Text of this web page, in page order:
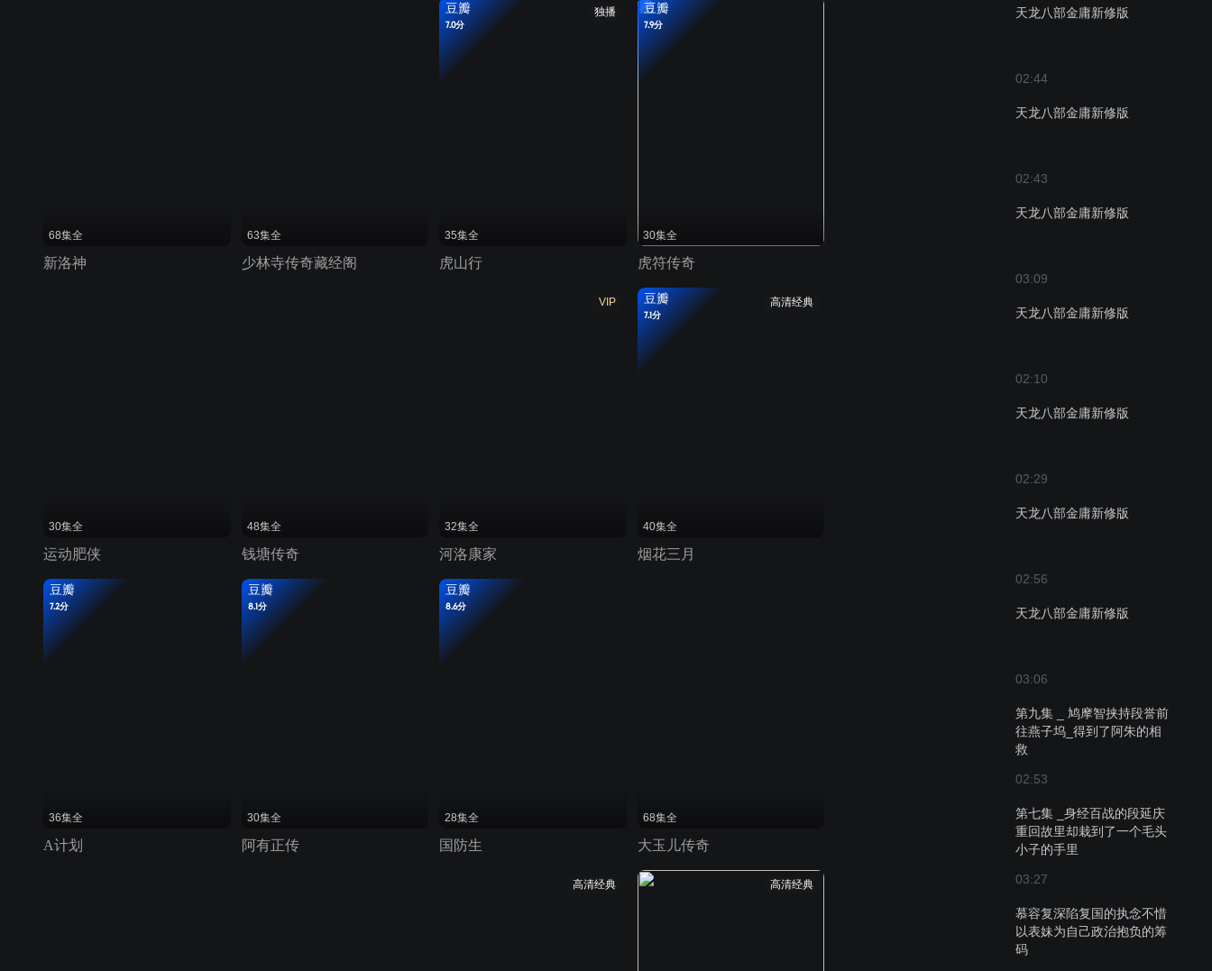
天龙八部金庸新修版
02:44
天龙八部金庸新修版
02:43
天龙八部金庸新修版
03:09
天龙八部金庸新修版
02:10
天龙八部金庸新修版
02:29
天龙八部金庸新修版
02:56
天龙八部金庸新修版
03:06
第九集 _ 鸠摩智挟持段誉前
往燕子坞_得到了阿朱的相
救
02:53
第七集 _身经百战的段延庆
重回故里却栽到了一个毛头
小子的手里
03:27
慕容复深陷复国的执念不惜
以表妹为自己政治抱负的筹
码
68集全
新洛神
63集全
少林寺传奇藏经阁
独播
豆瓣
7.0分
35集全
虎山行
豆瓣
7.9分
30集全
虎符传奇
30集全
运动肥侠
48集全
钱塘传奇
VIP
32集全
河洛康家
高清经典
豆瓣
7.1分
40集全
烟花三月
豆瓣
7.2分
36集全
A计划
豆瓣
8.1分
30集全
阿有正传
豆瓣
8.6分
28集全
国防生
68集全
大玉儿传奇
高清经典 高清经典